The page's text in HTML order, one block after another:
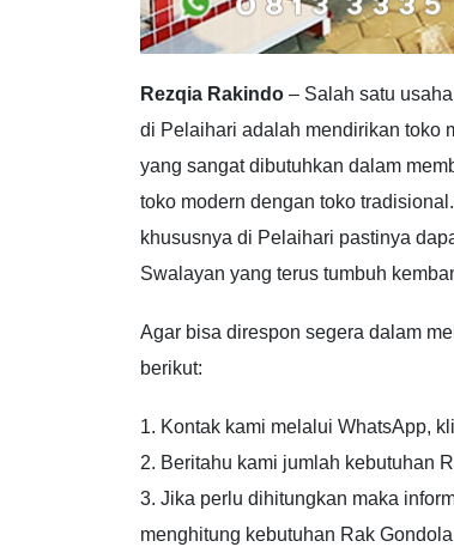
Rezqia Rakindo – Salah satu
di Pelaihari adalah mendirikan toko
yang sangat dibutuhkan dalam
toko modern dengan toko
khususnya di Pelaihari pastinya
Swalayan yang terus tumbuh
Agar bisa direspon segera dalam
berikut:
1. Kontak kami melalui WhatsApp,
2. Beritahu kami jumlah kebutuhan
3. Jika perlu dihitungkan maka
menghitung kebutuhan Rak